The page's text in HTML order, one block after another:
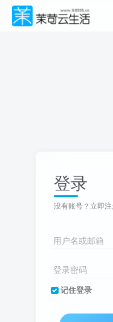
登录
没有账号？立即
用户名或邮箱
登录密码
记住登录